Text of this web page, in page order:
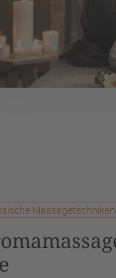
Massagetechniken